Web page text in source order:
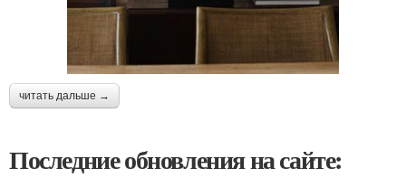
читать дальше →
Последние обновления на сайте: